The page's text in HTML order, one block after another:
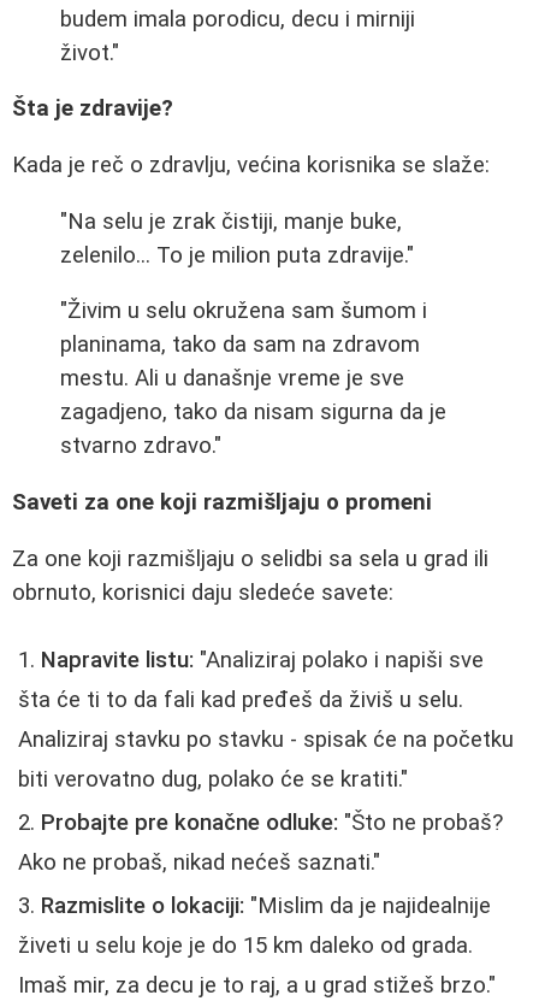
budem imala porodicu, decu i mirniji
život."
Šta je zdravije?
Kada je reč o zdravlju, većina korisnika se slaže:
"Na selu je zrak čistiji, manje buke,
zelenilo... To je milion puta zdravije."
"Živim u selu okružena sam šumom i
planinama, tako da sam na zdravom
mestu. Ali u današnje vreme je sve
zagadjeno, tako da nisam sigurna da je
stvarno zdravo."
Saveti za one koji razmišljaju o promeni
Za one koji razmišljaju o selidbi sa sela u grad ili
obrnuto, korisnici daju sledeće savete:
Napravite listu: "Analiziraj polako i napiši sve
šta će ti to da fali kad pređeš da živiš u selu.
Analiziraj stavku po stavku - spisak će na početku
biti verovatno dug, polako će se kratiti."
Probajte pre konačne odluke: "Što ne probaš?
Ako ne probaš, nikad nećeš saznati."
Razmislite o lokaciji: "Mislim da je najidealnije
živeti u selu koje je do 15 km daleko od grada.
Imaš mir, za decu je to raj, a u grad stižeš brzo."